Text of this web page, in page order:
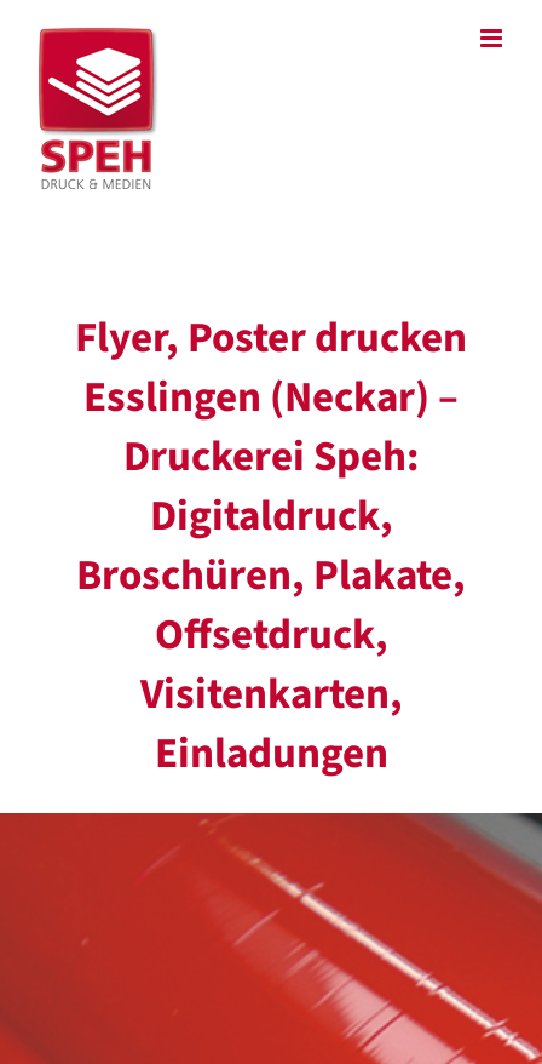
Inhalt
springen
Flyer, Poster drucken
Esslingen (Neckar) –
Druckerei Speh:
Digitaldruck,
Broschüren, Plakate,
Offsetdruck,
Visitenkarten,
Einladungen